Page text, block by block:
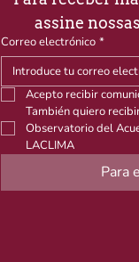
assine
Correo electrónico *
Acepto recibir
También quiero
Observatorio del
LACLIMA
Para